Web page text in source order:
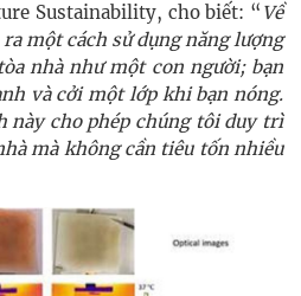
Sustainability, cho biết: “ Về
một cách sử dụng năng lượng
nhà như một con người; bạn
và cởi một lớp khi bạn nóng.
này cho phép chúng tôi duy trì
mà không cần tiêu tốn nhiều